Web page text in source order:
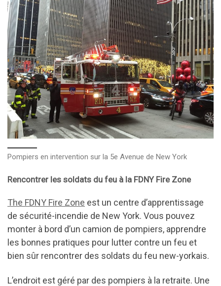
Pompiers en intervention sur la 5e Avenue de New York
Rencontrer les soldats du feu à la FDNY Fire Zone
The FDNY Fire Zone est un centre d’apprentissage
de sécurité-incendie de New York. Vous pouvez
monter à bord d’un camion de pompiers, apprendre
les bonnes pratiques pour lutter contre un feu et
bien sûr rencontrer des soldats du feu new-yorkais.
L’endroit est géré par des pompiers à la retraite. Une